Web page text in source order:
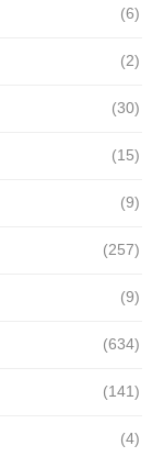
(6)
(2)
(30)
(15)
(9)
(257)
(9)
(634)
(141)
(4)